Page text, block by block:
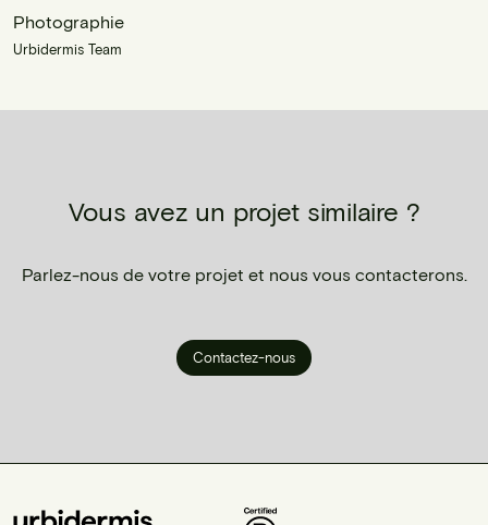
Photographie
Urbidermis Team
Vous avez un projet similaire ?
Parlez-nous de votre projet et nous vous contacterons.
Contactez-nous